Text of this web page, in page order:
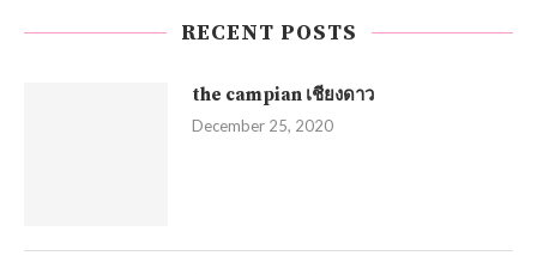
RECENT POSTS
the campian เชียงดาว
December 25, 2020